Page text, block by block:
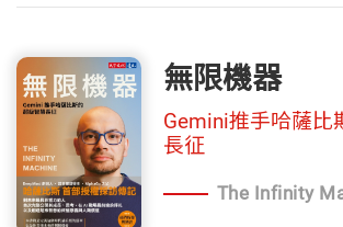
無限機器
Gemini推手哈薩比
長征
The Infinity